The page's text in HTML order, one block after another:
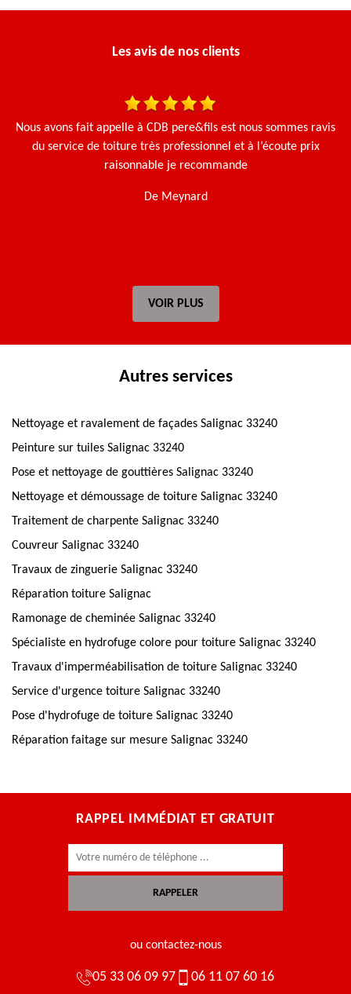
Les avis de nos clients
Nous avons fait appelle à CDB pere&fils est nous sommes ravis
du service de toiture très professionnel et à l’écoute prix
raisonnable je recommande
De Meynard
VOIR PLUS
Autres services
Nettoyage et ravalement de façades Salignac 33240
Peinture sur tuiles Salignac 33240
Pose et nettoyage de gouttières Salignac 33240
Nettoyage et démoussage de toiture Salignac 33240
Traitement de charpente Salignac 33240
Couvreur Salignac 33240
Travaux de zinguerie Salignac 33240
Réparation toiture Salignac
Ramonage de cheminée Salignac 33240
Spécialiste en hydrofuge colore pour toiture Salignac 33240
Travaux d'imperméabilisation de toiture Salignac 33240
Service d'urgence toiture Salignac 33240
Pose d'hydrofuge de toiture Salignac 33240
Réparation faitage sur mesure Salignac 33240
RAPPEL IMMÉDIAT ET GRATUIT
ou contactez-nous
05 33 06 09 97 06 11 07 60 16